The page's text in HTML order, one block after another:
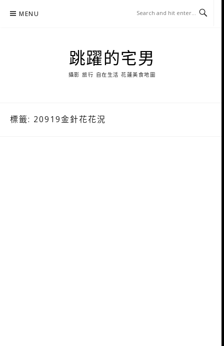
MENU
跳躍的宅男
攝影 旅行 自在生活 花蓮美食地圖
標籤: 20919金針花花況